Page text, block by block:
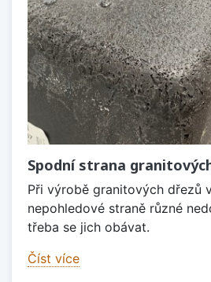
Spodní strana
Při výrobě granitových dřezů
nepohledové straně různé
třeba se jich obávat.
Číst více